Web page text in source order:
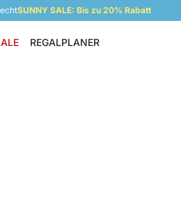
SUNNY SALE: Bis zu 20% Rabatt
REGALPLANER